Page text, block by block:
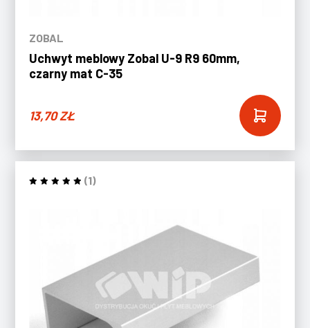
ZOBAL
Uchwyt meblowy Zobal U-9 R9 60mm,
czarny mat C-35
13,70ZŁ
(1)